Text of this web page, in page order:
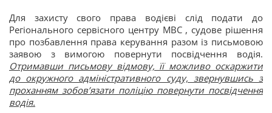
Для захисту свого права водієві слід подати до
Регіонального сервісного центру МВС , судове рішення
про позбавлення права керування разом із письмовою
заявою з вимогою повернути посвідчення водія.
Отримавши письмову відмову, її можливо оскаржити
до окружного адміністративного суду, звернувшись з
проханням зобов’язати поліцію повернути посвідчення
водія.